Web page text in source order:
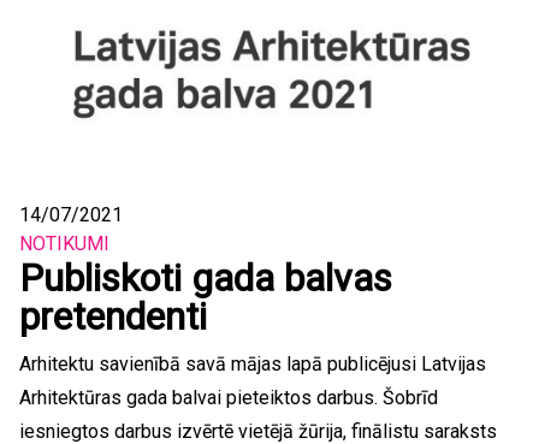
14/07/2021
NOTIKUMI
Publiskoti gada balvas
pretendenti
Arhitektu savienībā savā mājas lapā publicējusi Latvijas
Arhitektūras gada balvai pieteiktos darbus. Šobrīd
iesniegtos darbus izvērtē vietējā žūrija, finālistu saraksts